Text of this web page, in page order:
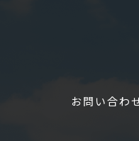
お問い合わ